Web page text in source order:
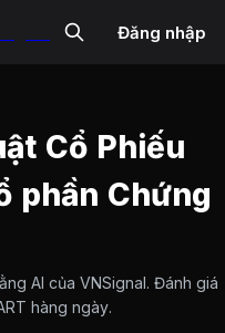
Đăng nhập
Cổ Phiếu
phần Chứng
AI của VNSignal. Đánh giá
hàng ngày.